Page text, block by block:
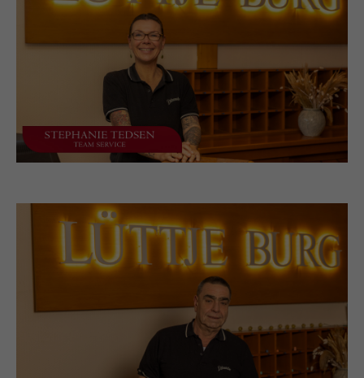
+44 1234 567 890
Drop us a line
info@yourdomain.com
About us
Lorem ipsum dolor sit amet, consectetuer adipiscing
Aenean commodo ligula eget dolor. Aenean massa.
Cum sociis natoque penatibus et magnis dis
parturient montes, nascetur ridiculus mus. Donec